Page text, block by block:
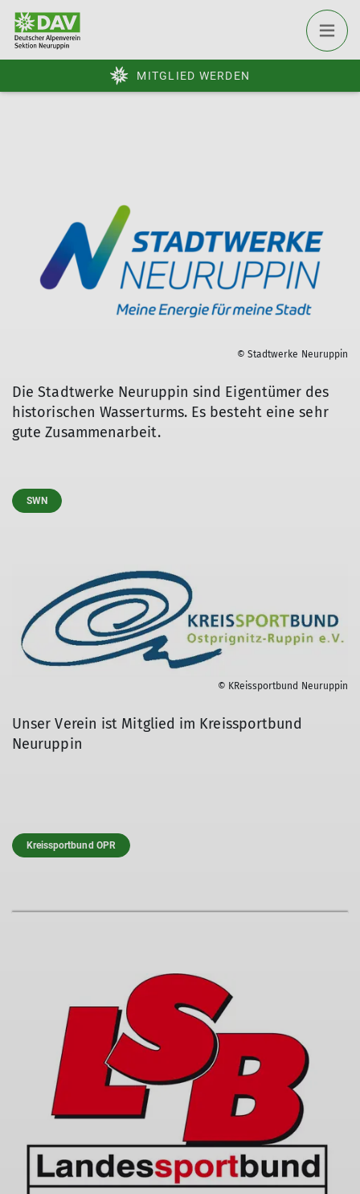
MITGLIED WERDEN
© Stadtwerke Neuruppin
Die Stadtwerke Neuruppin sind Eigentümer des
historischen Wasserturms. Es besteht eine sehr
gute Zusammenarbeit.
SWN
© KReissportbund Neuruppin
Unser Verein ist Mitglied im Kreissportbund
Neuruppin
Kreissportbund OPR